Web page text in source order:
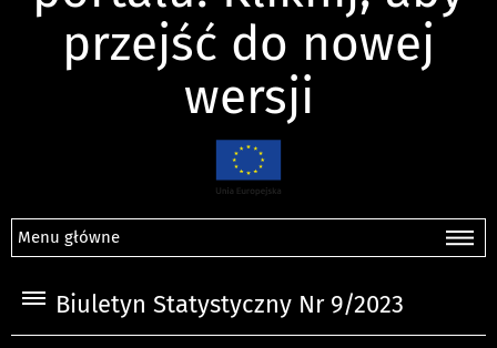
przejść do nowej
wersji
Menu główne
Biuletyn Statystyczny Nr 9/2023